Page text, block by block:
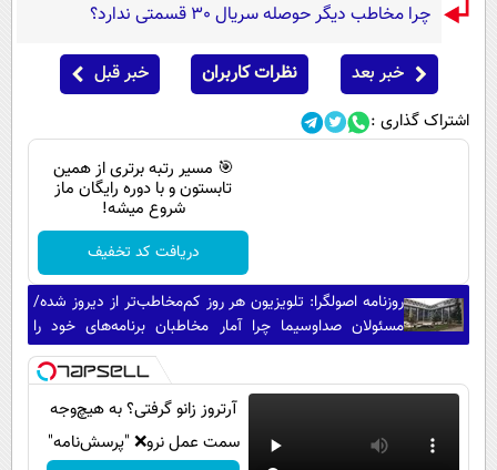
چرا مخاطب دیگر حوصله سریال 30 قسمتی ندارد؟
خبر بعد نظرات کاربران خبر قبل
اشتراک گذاری :
🎯 مسیر رتبه برتری از همین
تابستون و با دوره رایگان ماز
شروع میشه!
دریافت کد تخفیف
روزنامه اصولگرا: تلویزیون هر روز کم‌مخاطب‌تر از دیروز شده/
مسئولان صداوسیما چرا آمار مخاطبان برنامه‌های خود را
محرمانه کرده‌اند؟
آرتروز زانو گرفتی؟ به هیچ‌وجه
سمت عمل نرو❌ "پرسش‌نامه"